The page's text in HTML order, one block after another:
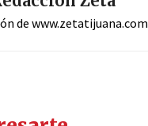
de www.zetatijuana.com